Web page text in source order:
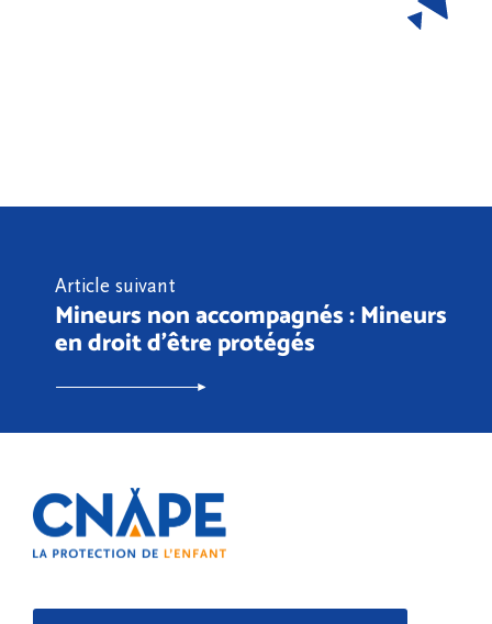
Article suivant
Mineurs non accompagnés : Mineurs
en droit d’être protégés